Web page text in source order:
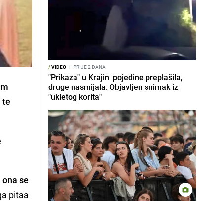
te
se
pitaa
/VIDEO I PRIJE 2 DANA
"Prikaza" u Krajini pojedine preplašila,
druge nasmijala: Objavljen snimak iz
"ukletog korita"